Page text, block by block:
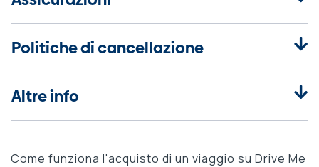
Politiche di cancellazione
Altre info
Come funziona l'acquisto di un viaggio su Drive Me